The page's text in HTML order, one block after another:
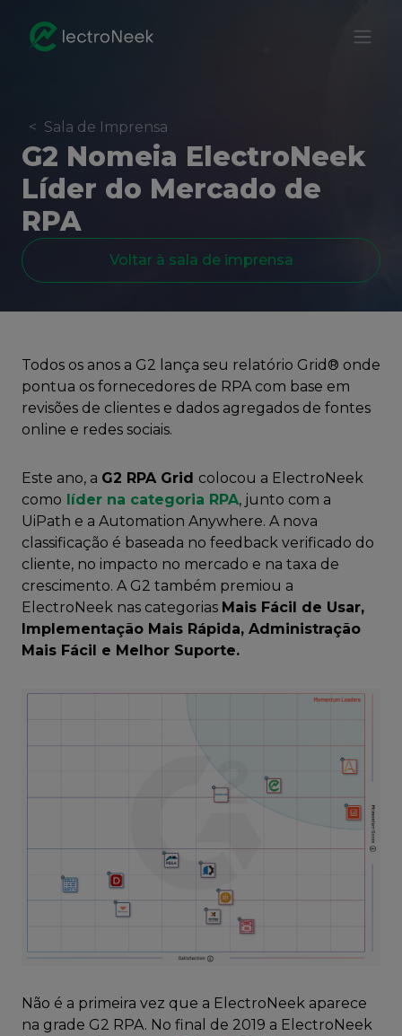
< Sala de Imprensa
G2 Nomeia ElectroNeek
Líder do Mercado de
RPA
Voltar à sala de imprensa
Todos os anos a G2 lança seu relatório Grid® onde
pontua os fornecedores de RPA com base em
revisões de clientes e dados agregados de fontes
online e redes sociais.
Este ano, a G2 RPA Grid colocou a ElectroNeek
como líder na categoria RPA, junto com a
UiPath e a Automation Anywhere. A nova
classificação é baseada no feedback verificado do
cliente, no impacto no mercado e na taxa de
crescimento. A G2 também premiou a
ElectroNeek nas categorias Mais Fácil de Usar,
Implementação Mais Rápida, Administração
Mais Fácil e Melhor Suporte.
Não é a primeira vez que a ElectroNeek aparece
na grade G2 RPA. No final de 2019 a ElectroNeek